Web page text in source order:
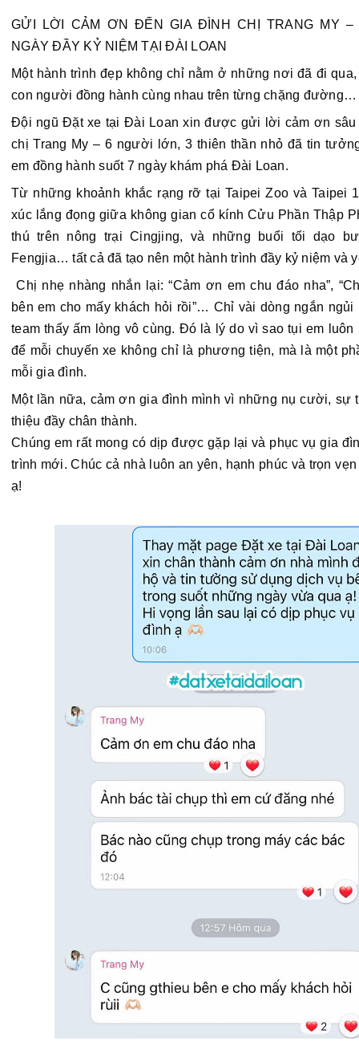
GỬI LỜI CẢM ƠN ĐẾN GIA ĐÌNH CHỊ TRANG MY –
NGÀY ĐẦY KỶ NIỆM TẠI ĐÀI LOAN
Một hành trình đẹp không chỉ nằm ở những nơi đã đi
con người đồng hành cùng nhau trên từng chặng
Đội ngũ Đặt xe tại Đài Loan xin được gửi lời cảm ơn sâu
chị Trang My – 6 người lớn, 3 thiên thần nhỏ đã tin
em đồng hành suốt 7 ngày khám phá Đài Loan.
Từ những khoảnh khắc rạng rỡ tại Taipei Zoo và Taipei
xúc lắng đọng giữa không gian cổ kính Cửu Phần Thập
thú trên nông trại Cingjing, và những buổi tối dạo
Fengjia… tất cả đã tạo nên một hành trình đầy kỷ niệm và
Chị nhẹ nhàng nhắn lại: “Cảm ơn em chu đáo nha”, “Chị cũng giới thiệu
bên em cho mấy khách hỏi rồi”… Chỉ vài dòng ngắn
team thấy ấm lòng vô cùng. Đó là lý do vì sao tụi em
để mỗi chuyến xe không chỉ là phương tiện, mà là một
mỗi gia đình.
Một lần nữa, cảm ơn gia đình mình vì những nụ cười, sự
thiệu đầy chân thành.
Chúng em rất mong có dịp được gặp lại và phục vụ gia
trình mới. Chúc cả nhà luôn an yên, hạnh phúc và trọn
ạ!